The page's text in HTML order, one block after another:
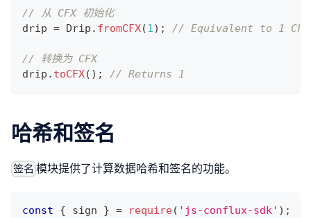
// 从 CFX 初始化
drip = Drip . fromCFX(1) ; // Equivalent to 1 CFX
// 转换为 CFX
drip . toCFX( ) ; // Returns 1
哈希和签名
签名 模块提供了计算数据哈希和签名的功能。
const { sign } = require( 'js-conflux-sdk' ) ;